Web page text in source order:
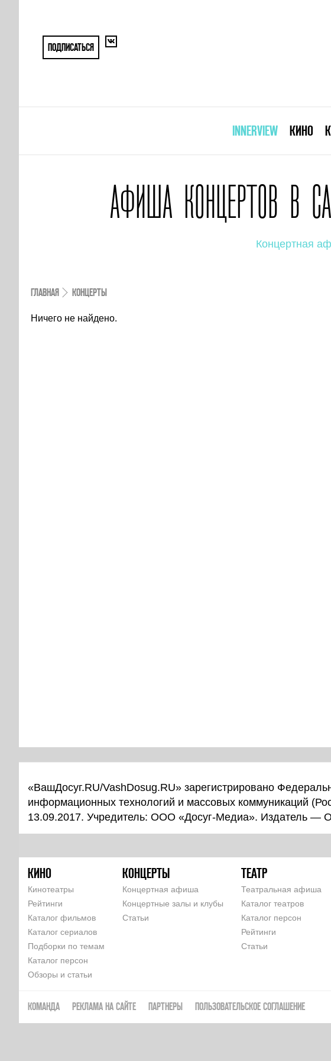
ПОДПИСАТЬСЯ
INNERVIEW КИНО
АФИША КОНЦЕРТОВ В
Концертная
ГЛАВНАЯ КОНЦЕРТЫ
Ничего не найдено.
«ВашДосуг.RU/VashDosug.RU» зарегистрировано
информационных технологий и массовых коммуникаций
13.09.2017. Учредитель: ООО «Досуг-Медиа». Издатель —
КИНО
Кинотеатры
Рейтинги
Каталог фильмов
Каталог сериалов
Подборки по темам
Каталог персон
Обзоры и статьи
КОНЦЕРТЫ
Концертная афиша
Концертные залы и клубы
Статьи
ТЕАТР
Театральная афиша
Каталог театров
Каталог персон
Рейтинги
Статьи
КОМАНДА РЕКЛАМА НА САЙТЕ ПАРТНЕРЫ ПОЛЬЗОВАТЕЛЬСКОЕ СОГЛАШЕНИЕ